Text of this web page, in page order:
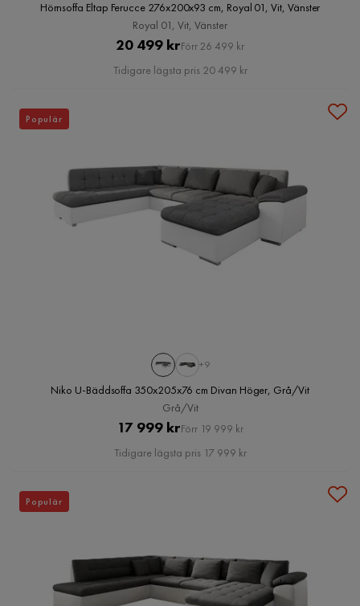
Hörnsoffa Eltap Ferucce 276x200x93 cm, Royal 01, Vit, Vänster
Royal 01, Vit, Vänster
Pris
20 499 krOriginal
Pris
Förr 26 499 kr
Tidigare lägsta pris 20 499 kr
+9
Niko U-Bäddsoffa 350x205x76 cm Divan Höger, Grå/Vit
Grå/Vit
Pris
17 999 krOriginal
Pris
Förr 19 999 kr
Tidigare lägsta pris 17 999 kr
Populär
Populär